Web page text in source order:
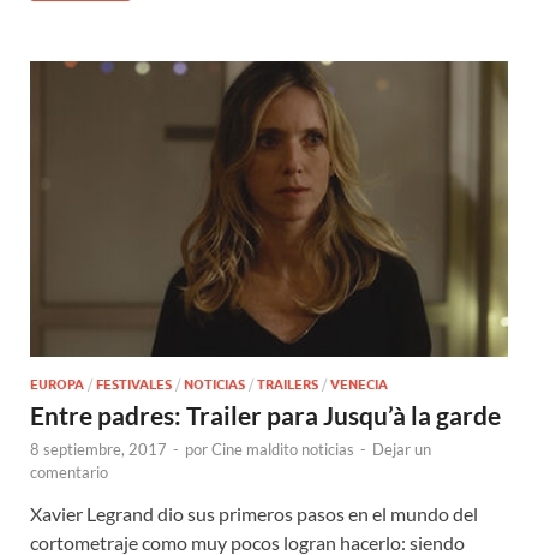
EUROPA / FESTIVALES / NOTICIAS / TRAILERS / VENECIA
Entre padres: Trailer para Jusqu’à la garde
8 septiembre, 2017 - porCine maldito noticias - Dejar un
comentario
Xavier Legrand dio sus primeros pasos en el mundo del
cortometraje como muy pocos logran hacerlo: siendo